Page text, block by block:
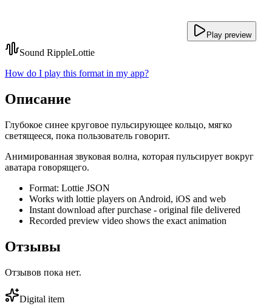
Play preview
Sound RippleLottie
How do I play this format in my app?
Описание
Глубокое синее круговое пульсирующее кольцо, мягко
светящееся, пока пользователь говорит.
Анимированная звуковая волна, которая пульсирует вокруг
аватара говорящего.
Format: Lottie JSON
Works with lottie players on Android, iOS and web
Instant download after purchase - original file delivered
Recorded preview video shows the exact animation
Отзывы
Отзывов пока нет.
Digital item